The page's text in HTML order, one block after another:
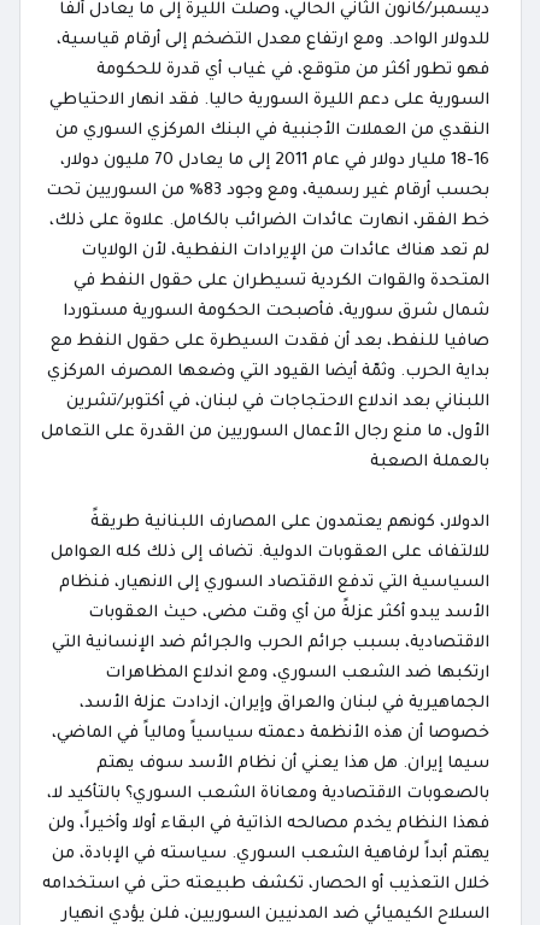
ديسمبر/كانون الثاني الحالي، وصلت الليرة إلى ما يعادل ألفا
للدولار الواحد. ومع ارتفاع معدل التضخم إلى أرقام قياسية،
فهو تطور أكثر من متوقع، في غياب أي قدرة للحكومة
السورية على دعم الليرة السورية حاليا. فقد انهار الاحتياطي
النقدي من العملات الأجنبية في البنك المركزي السوري من
16-18 مليار دولار في عام 2011 إلى ما يعادل 70 مليون دولار،
بحسب أرقام غير رسمية، ومع وجود 83% من السوريين تحت
خط الفقر، انهارت عائدات الضرائب بالكامل. علاوة على ذلك،
لم تعد هناك عائدات من الإيرادات النفطية، لأن الولايات
المتحدة والقوات الكردية تسيطران على حقول النفط في
شمال شرق سورية، فأصبحت الحكومة السورية مستوردا
صافيا للنفط، بعد أن فقدت السيطرة على حقول النفط مع
بداية الحرب. وثمّة أيضا القيود التي وضعها المصرف المركزي
اللبناني بعد اندلاع الاحتجاجات في لبنان، في أكتوبر/تشرين
الأول، ما منع رجال الأعمال السوريين من القدرة على التعامل
بالعملة الصعبة
الدولار، كونهم يعتمدون على المصارف اللبنانية طريقةً
للالتفاف على العقوبات الدولية. تضاف إلى ذلك كله العوامل
السياسية التي تدفع الاقتصاد السوري إلى الانهيار، فنظام
الأسد يبدو أكثر عزلةً من أي وقت مضى، حيث العقوبات
الاقتصادية، بسبب جرائم الحرب والجرائم ضد الإنسانية التي
ارتكبها ضد الشعب السوري، ومع اندلاع المظاهرات
الجماهيرية في لبنان والعراق وإيران، ازدادت عزلة الأسد،
خصوصا أن هذه الأنظمة دعمته سياسياً ومالياً في الماضي،
سيما إيران. هل هذا يعني أن نظام الأسد سوف يهتم
بالصعوبات الاقتصادية ومعاناة الشعب السوري؟ بالتأكيد لا،
فهذا النظام يخدم مصالحه الذاتية في البقاء أولا وأخيراً، ولن
يهتم أبداً لرفاهية الشعب السوري. سياسته في الإبادة، من
خلال التعذيب أو الحصار، تكشف طبيعته حتى في استخدامه
السلاح الكيميائي ضد المدنيين السوريين، فلن يؤدي انهيار